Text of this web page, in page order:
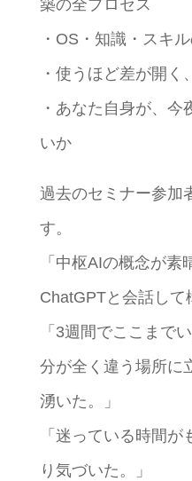
築の全プロセス
・OS・知識・スキ
・使うほど差が開
・あなた自身が、
いか
過去のセミナー参加
す。
「中枢AIの概念が素
ChatGPTと会話して
「3週間でここまで
分が全く違う場所に
湧いた。」
「迷っている時間
り気づいた。」